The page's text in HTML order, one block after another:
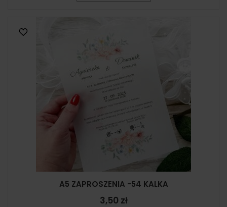
A5 ZAPROSZENIA -54 KALKA
3,50 zł